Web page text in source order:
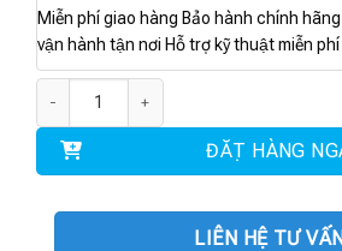
Miễn phí giao hàng Bảo hành chính
vận hành tận nơi Hỗ trợ kỹ thuật miễn
ĐẶT HÀNG
LIÊN HỆ TƯ